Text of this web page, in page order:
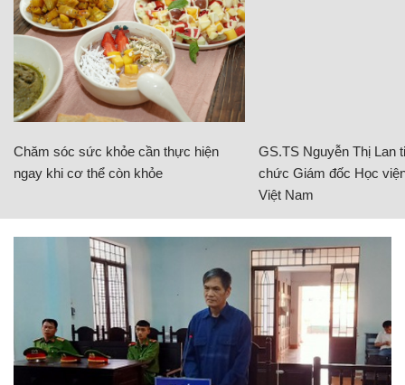
Chăm sóc sức khỏe cần thực hiện
ngay khi cơ thể còn khỏe
GS.TS Nguyễn Thị Lan
chức Giám đốc Học
Việt Nam